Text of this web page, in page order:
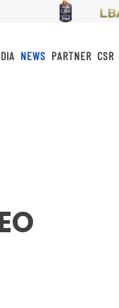
NEWS PARTNER CSR